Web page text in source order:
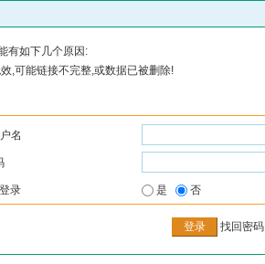
有如下几个原因:
,可能链接不完整,或数据已被删除!
名
录 是 否
找回密码